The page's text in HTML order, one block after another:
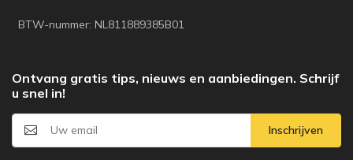
BTW-nummer: NL811889385B01
Ontvang gratis tips, nieuws en aanbiedingen. Schrijf
u snel in!
Inschrijven